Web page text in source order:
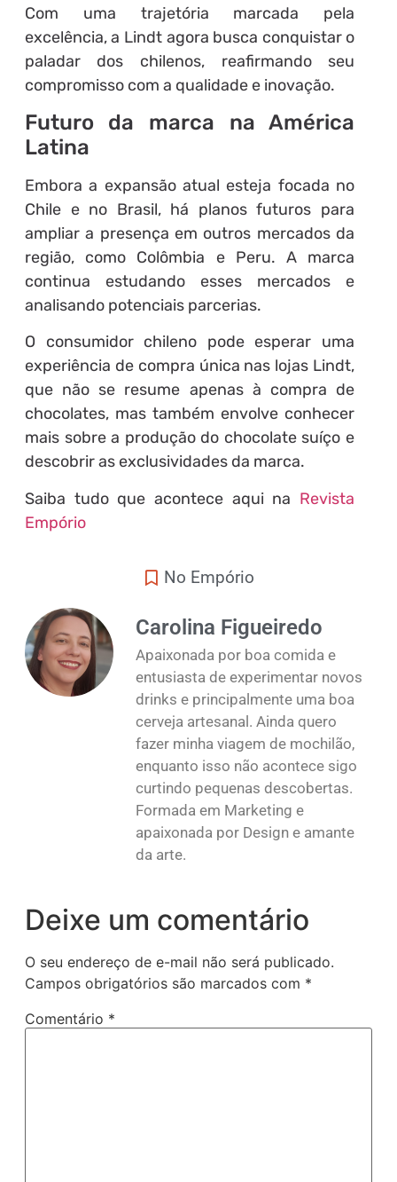
Com uma trajetória marcada pela
excelência, a Lindt agora busca conquistar o
paladar dos chilenos, reafirmando seu
compromisso com a qualidade e inovação.
Futuro da marca na América
Latina
Embora a expansão atual esteja focada no
Chile e no Brasil, há planos futuros para
ampliar a presença em outros mercados da
região, como Colômbia e Peru. A marca
continua estudando esses mercados e
analisando potenciais parcerias.
O consumidor chileno pode esperar uma
experiência de compra única nas lojas Lindt,
que não se resume apenas à compra de
chocolates, mas também envolve conhecer
mais sobre a produção do chocolate suíço e
descobrir as exclusividades da marca.
Saiba tudo que acontece aqui na Revista
Empório
No Empório
Carolina Figueiredo
Apaixonada por boa comida e
entusiasta de experimentar novos
drinks e principalmente uma boa
cerveja artesanal. Ainda quero
fazer minha viagem de mochilão,
enquanto isso não acontece sigo
curtindo pequenas descobertas.
Formada em Marketing e
apaixonada por Design e amante
da arte.
Deixe um comentário
O seu endereço de e-mail não será publicado.
Campos obrigatórios são marcados com *
Comentário *